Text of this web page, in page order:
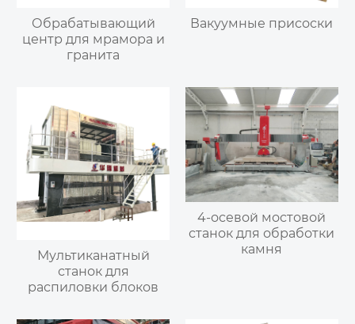
Обрабатывающий
центр для мрамора и
гранита
Вакуумные присоски
Мультиканатный
станок для
распиловки блоков
4-осевой мостовой
станок для обработки
камня